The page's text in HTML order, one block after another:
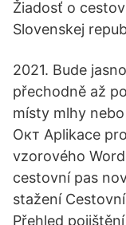
Žiadosť o
Slovenskej
2021. Bude
přechodně až
místy mlhy
Окт Aplikace
vzorového
cestovní pas
stažení
Přehled